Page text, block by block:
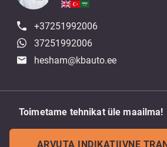
+37251992006
37251992006
hesham@kbauto.ee
Toimetame tehnikat üle maailma!
ARVUTA INDIKATIIVNE